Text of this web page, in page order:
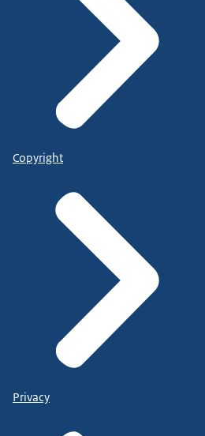
Copyright
Privacy